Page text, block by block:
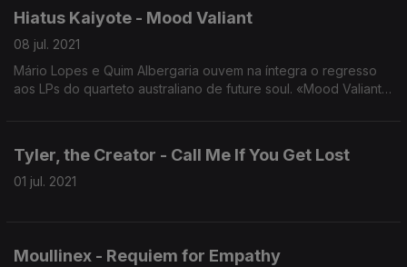
Hiatus Kaiyote - Mood Valiant
08 jul. 2021
Mário Lopes e Quim Albergaria ouvem na íntegra o regresso
aos LPs do quarteto australiano de future soul. «Mood Valiant»
Tyler, the Creator - Call Me If You Get Lost
01 jul. 2021
Moullinex - Requiem for Empathy